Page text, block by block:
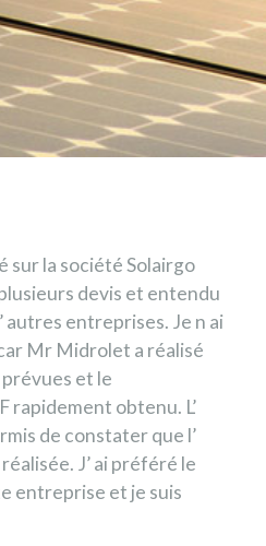
sur la société Solairgo
devis et entendu
autres entreprises. Je n ai
Mr Midrolet a réalisé
et le
rapidement obtenu. L’
de constater que l’
J’ ai préféré le
entreprise et je suis